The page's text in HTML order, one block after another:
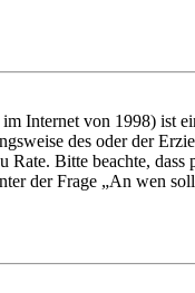
Internet von 1998) ist
des oder der
Bitte beachte,
der Frage „An wen